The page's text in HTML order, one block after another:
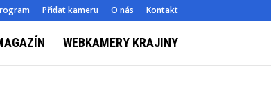
Přidat kameru O nás Kontakt
WEBKAMERY KRAJINY